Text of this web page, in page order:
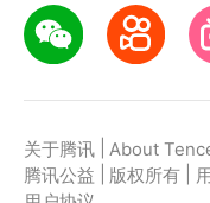
第三步：直接拉起微
关于腾讯 About
腾讯公益
版权所有